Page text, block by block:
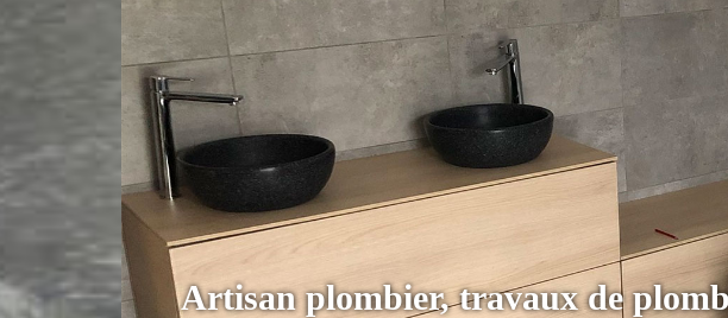
Artisan plombier, travaux de